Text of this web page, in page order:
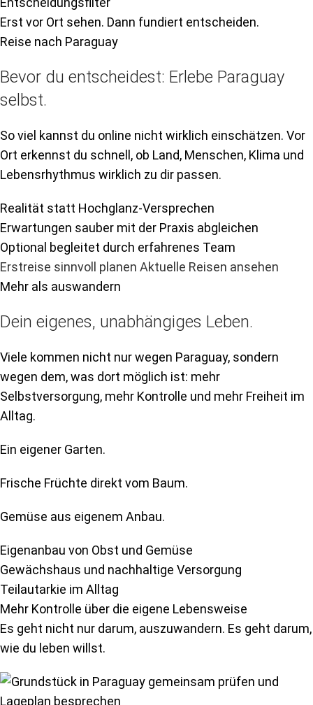
Erst vor Ort sehen. Dann fundiert entscheiden.
Reise nach Paraguay
Bevor du entscheidest: Erlebe Paraguay
selbst.
So viel kannst du online nicht wirklich einschätzen. Vor
Ort erkennst du schnell, ob Land, Menschen, Klima und
Lebensrhythmus wirklich zu dir passen.
Realität statt Hochglanz-Versprechen
Erwartungen sauber mit der Praxis abgleichen
Optional begleitet durch erfahrenes Team
Erstreise sinnvoll planen Aktuelle Reisen ansehen
Mehr als auswandern
Dein eigenes, unabhängiges Leben.
Viele kommen nicht nur wegen Paraguay, sondern
wegen dem, was dort möglich ist: mehr
Selbstversorgung, mehr Kontrolle und mehr Freiheit im
Alltag.
Ein eigener Garten.
Frische Früchte direkt vom Baum.
Gemüse aus eigenem Anbau.
Eigenanbau von Obst und Gemüse
Gewächshaus und nachhaltige Versorgung
Teilautarkie im Alltag
Mehr Kontrolle über die eigene Lebensweise
Es geht nicht nur darum, auszuwandern. Es geht darum,
wie du leben willst.